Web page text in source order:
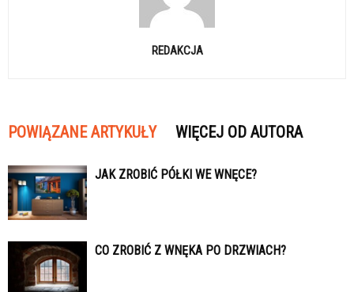
REDAKCJA
POWIĄZANE ARTYKUŁY WIĘCEJ OD AUTORA
JAK ZROBIĆ PÓŁKI WE WNĘCE?
CO ZROBIĆ Z WNĘKA PO DRZWIACH?